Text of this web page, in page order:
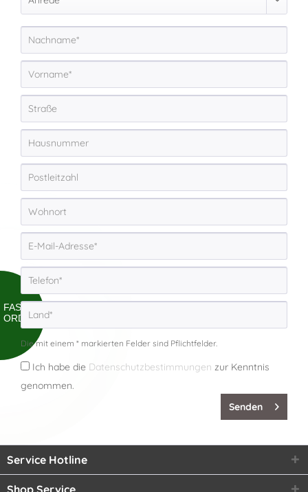
FAST
ORDER
Die mit einem * markierten Felder sind Pflichtfelder.
Ich habe die Datenschutzbestimmungen zur Kenntnis
genommen.
Senden
Service Hotline
Shop Service